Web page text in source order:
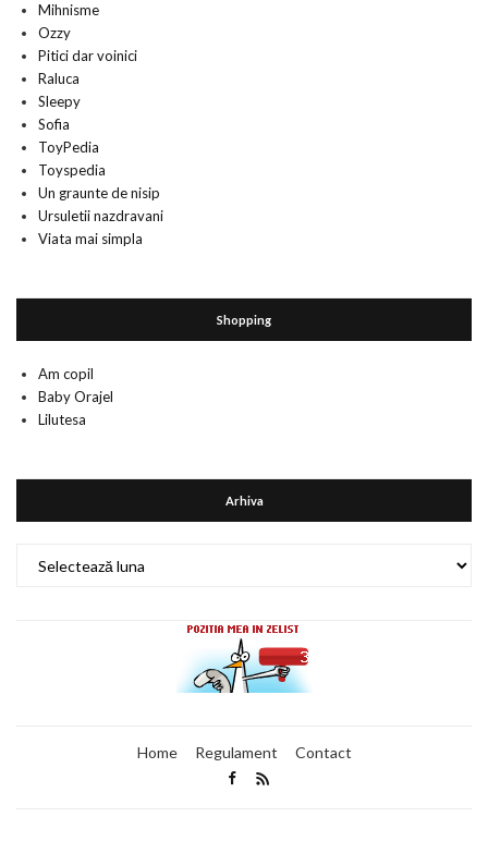
Mihnisme
Ozzy
Pitici dar voinici
Raluca
Sleepy
Sofia
ToyPedia
Toyspedia
Un graunte de nisip
Ursuletii nazdravani
Viata mai simpla
Shopping
Am copil
Baby Orajel
Lilutesa
Arhiva
Home Regulament Contact